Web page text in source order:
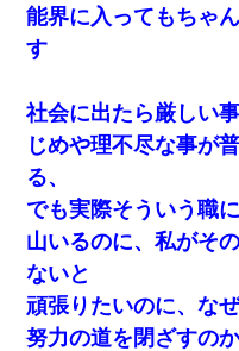
能界に入ってもちゃ
す
社会に出たら厳しい
じめや理不尽な事が
る、
でも実際そういう職
山いるのに、私がそ
ないと
頑張りたいのに、な
努力の道を閉ざすの